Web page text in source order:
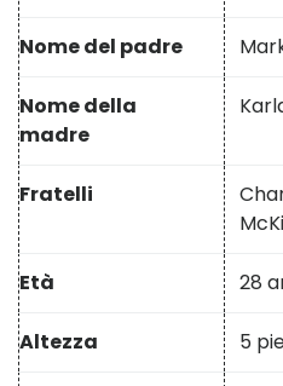
Nome del padre
Nome della
madre
Fratelli
Età 28
Altezza 5